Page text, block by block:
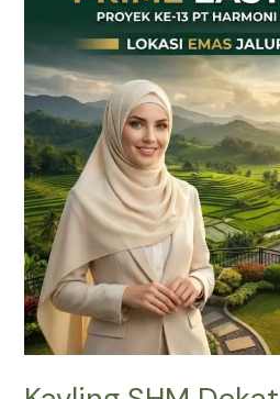
–
Prime
East
Bogor
Jalur
Wisata
Puncak
2